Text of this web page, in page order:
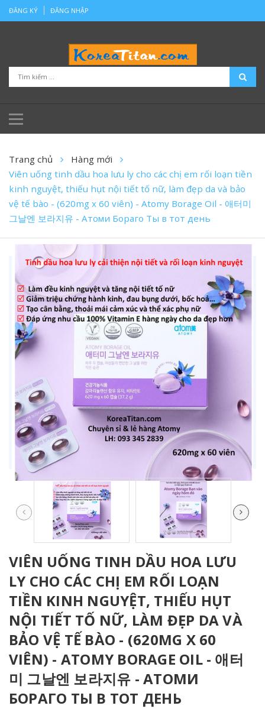
ĐĂNG KÝ ĐĂNG NHẬP
Trang chủ
Hàng mới
Viên uống tinh dầu hoa lưu ly cho các chị em rối loạn tiền
kinh nguyệt, thiếu hụt nội tiết tố nữ, làm đẹp da và bảo
vệ tế bào - (620mg x 60 viên) - Atomy Borage Oil - 애터미
그날엔 보라지유 - Атоми Бораго Ты в тот день
VIÊN UỐNG TINH DẦU HOA LƯU
LY CHO CÁC CHỊ EM RỐI LOẠN
TIỀN KINH NGUYỆT, THIẾU HỤT
NỘI TIẾT TỐ NỮ, LÀM ĐẸP DA VÀ
BẢO VỆ TẾ BÀO - (620MG X 60
VIÊN) - ATOMY BORAGE OIL - 애터
미 그날엔 보라지유 - АТОМИ
БОРАГО ТЫ В ТОТ ДЕНЬ